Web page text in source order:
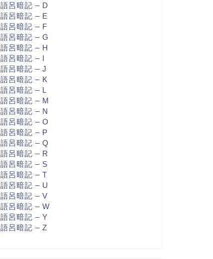
語呂暗記 – D
語呂暗記 – E
語呂暗記 – F
語呂暗記 – G
語呂暗記 – H
語呂暗記 – I
語呂暗記 – J
語呂暗記 – K
語呂暗記 – L
語呂暗記 – M
語呂暗記 – N
語呂暗記 – O
語呂暗記 – P
語呂暗記 – Q
語呂暗記 – R
語呂暗記 – S
語呂暗記 – T
語呂暗記 – U
語呂暗記 – V
語呂暗記 – W
語呂暗記 – Y
語呂暗記 – Z